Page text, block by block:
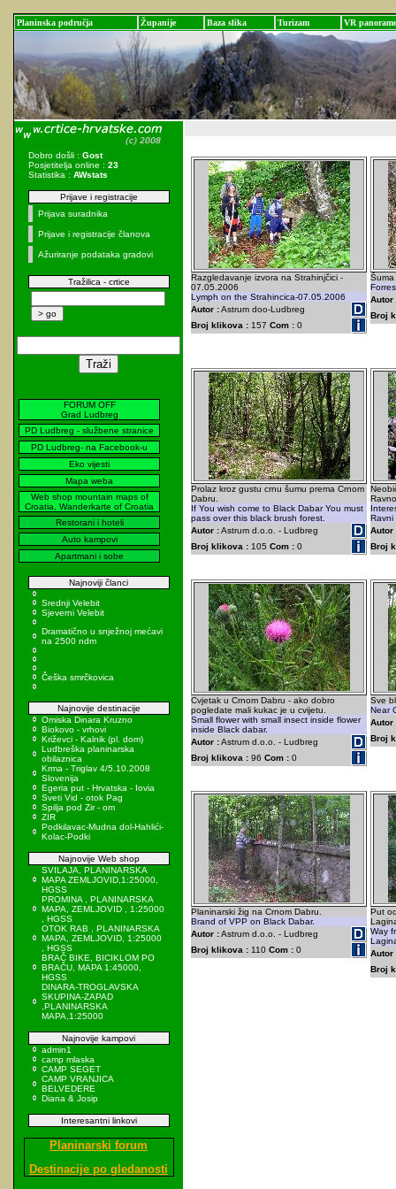
Planinska područja Županije Baza slika Turizam VR panorame
Dobro došli : Gost
Posjetitelja online : 23
Statistika : AWstats
Prijave i registracije
Prijava suradnika
Prijave i registracije članova
Ažuriranje podataka gradovi
Tražilica - crtice
FORUM OFF
Grad Ludbreg
PD Ludbreg - službene stranice
PD Ludbreg- na Facebook-u
Eko vijesti
Mapa weba
Web shop mountain maps of
Croatia, Wanderkarte of Croatia
Restorani i hoteli
Auto kampovi
Apartmani i sobe
Najnoviji članci
Srednji Velebit
Sjeverni Velebit
Dramatično u snježnoj mećavi
na 2500 ndm
Češka smrčkovica
Najnovije destinacije
Omiska Dinara Kruzno
Biokovo - vrhovi
Križevci - Kalnik (pl. dom)
Ludbreška planinarska
obilaznica
Krma - Triglav 4/5.10.2008
Slovenija
Egeria put - Hrvatska - Iovia
Sveti Vid - otok Pag
Spilja pod Zir - om
ZIR
Podkilavac-Mudna dol-Hahlići-
Kolac-Podki
Najnovije Web shop
SVILAJA, PLANINARSKA
MAPA ZEMLJOVID,1:25000,
HGSS
PROMINA , PLANINARSKA
MAPA, ZEMLJOVID , 1:25000
, HGSS
OTOK RAB , PLANINARSKA
MAPA, ZEMLJOVID, 1:25000
, HGSS
BRAČ BIKE, BICIKLOM PO
BRAČU, MAPA 1:45000,
HGSS
DINARA-TROGLAVSKA
SKUPINA-ZAPAD
,PLANINARSKA
MAPA,1:25000
Najnovije kampovi
admin1
camp mlaska
CAMP SEGET
CAMP VRANJICA
BELVEDERE
Diana & Josip
Interesantni linkovi
Planinarski forum
Destinacije po gledanosti
Razgledavanje izvora na Strahinjčici -
07.05.2006
Lymph on the Strahincica-07.05.2006
Autor :Astrum doo-Ludbreg
Broj klikova : 157 Com : 0
Šuma
Autor
Broj
Prolaz kroz gustu crnu šumu prema Crnom
Dabru.
If You wish come to Black Dabar You must
pass over this black brush forest.
Autor :Astrum d.o.o. - Ludbreg
Broj klikova : 105 Com : 0
Ravni
Autor
Broj
Cvjetak u Crnom Dabru - ako dobro
pogledate mali kukac je u cvijetu.
Small flower with small insect inside flower
inside Black dabar.
Autor :Astrum d.o.o. - Ludbreg
Broj klikova : 96 Com : 0
Sve
Near
Autor
Broj
Planinarski žig na Crnom Dabru.
Brand of VPP on Black Dabar.
Autor :Astrum d.o.o. - Ludbreg
Broj klikova : 110 Com : 0
Put
Way
Autor
Broj